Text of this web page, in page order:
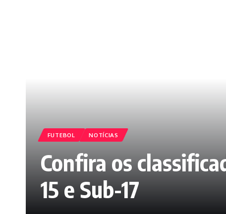
FUTEBOL NOTÍCIAS
Confira os
15 e Sub-17